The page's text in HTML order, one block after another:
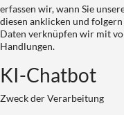
erfassen wir, wann Sie
diesen anklicken und
Daten verknüpfen wir mit
Handlungen.
KI-Chatbot
Zweck der Verarbeitung